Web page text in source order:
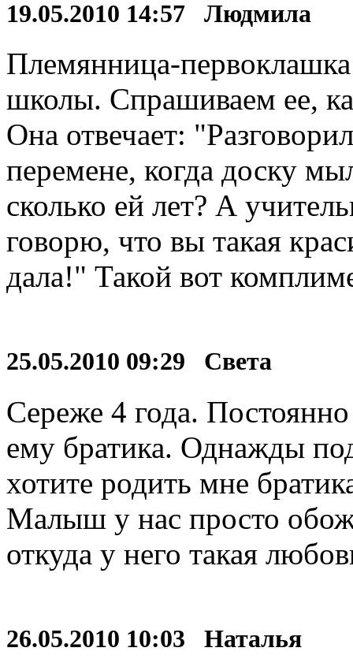
19.05.2010 14:57 Людмила
Племянница-
школы. Спрашиваем ее,
Она отвечает:
перемене, когда доску
сколько ей лет? А
говорю, что вы такая
дала!" Такой вот
25.05.2010 09:29 Света
Сереже 4 года.
ему братика. Однажды
хотите родить мне
Малыш у нас просто
откуда у него такая
26.05.2010 10:03 Наталья